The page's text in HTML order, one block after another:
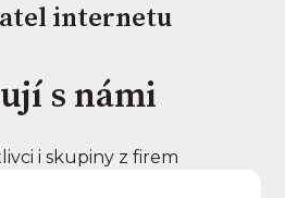
internetu
s námi
i skupiny z firem